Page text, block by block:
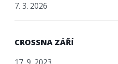
7. 3. 2026
CROSSNA ZÁŘÍ